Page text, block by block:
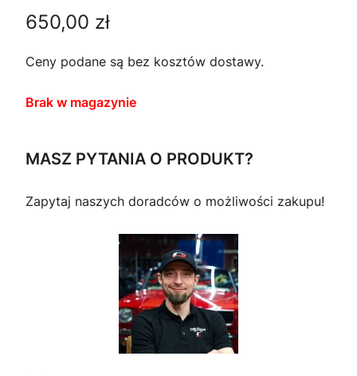
650,00 zł
Ceny podane są bez kosztów dostawy.
Brak w magazynie
MASZ PYTANIA O PRODUKT?
Zapytaj naszych doradców o możliwości zakupu!